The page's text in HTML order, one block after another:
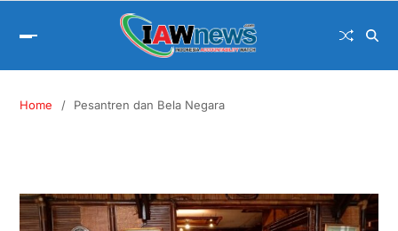
Home Pesantren dan Bela Negara